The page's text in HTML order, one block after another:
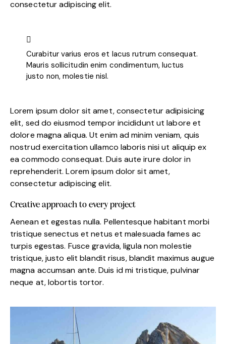
consectetur adipiscing elit.
Curabitur varius eros et lacus rutrum consequat.
Mauris sollicitudin enim condimentum, luctus
justo non, molestie nisl.
Lorem ipsum dolor sit amet, consectetur adipisicing
elit, sed do eiusmod tempor incididunt ut labore et
dolore magna aliqua. Ut enim ad minim veniam, quis
nostrud exercitation ullamco laboris nisi ut aliquip ex
ea commodo consequat. Duis aute irure dolor in
reprehenderit. Lorem ipsum dolor sit amet,
consectetur adipiscing elit.
Creative approach to every project
Aenean et egestas nulla. Pellentesque habitant morbi
tristique senectus et netus et malesuada fames ac
turpis egestas. Fusce gravida, ligula non molestie
tristique, justo elit blandit risus, blandit maximus augue
magna accumsan ante. Duis id mi tristique, pulvinar
neque at, lobortis tortor.